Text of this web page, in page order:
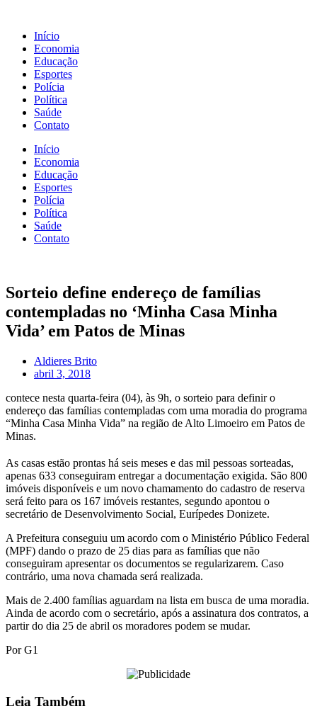
Início
Economia
Educação
Esportes
Polícia
Política
Saúde
Contato
Início
Economia
Educação
Esportes
Polícia
Política
Saúde
Contato
Sorteio define endereço de famílias
contempladas no ‘Minha Casa Minha
Vida’ em Patos de Minas
Aldieres Brito
abril 3, 2018
contece nesta quarta-feira (04), às 9h, o sorteio para definir o
endereço das famílias contempladas com uma moradia do programa
“Minha Casa Minha Vida” na região de Alto Limoeiro em Patos de
Minas.
As casas estão prontas há seis meses e das mil pessoas sorteadas,
apenas 633 conseguiram entregar a documentação exigida. São 800
imóveis disponíveis e um novo chamamento do cadastro de reserva
será feito para os 167 imóveis restantes, segundo apontou o
secretário de Desenvolvimento Social, Eurípedes Donizete.
A Prefeitura conseguiu um acordo com o Ministério Público Federal
(MPF) dando o prazo de 25 dias para as famílias que não
conseguiram apresentar os documentos se regularizarem. Caso
contrário, uma nova chamada será realizada.
Mais de 2.400 famílias aguardam na lista em busca de uma moradia.
Ainda de acordo com o secretário, após a assinatura dos contratos, a
partir do dia 25 de abril os moradores podem se mudar.
Por G1
Leia Também